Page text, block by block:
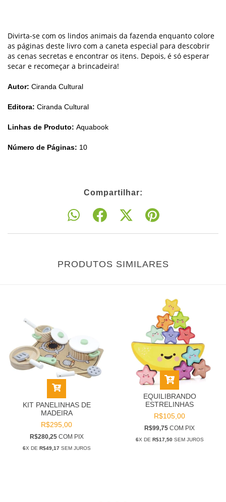
Divirta-se com os lindos animais da fazenda enquanto colore
as páginas deste livro com a caneta especial para descobrir
as cenas secretas e encontrar os itens. Depois, é só esperar
secar e recomeçar a brincadeira!
Autor: Ciranda Cultural
Editora: Ciranda Cultural
Linhas de Produto: Aquabook
Número de Páginas: 10
Compartilhar:
PRODUTOS SIMILARES
KIT PANELINHAS DE
MADEIRA
R$295,00
R$280,25 COM PIX
6X DE R$49,17SEM JUROS
EQUILIBRANDO
ESTRELINHAS
R$105,00
R$99,75 COM PIX
6X DE R$17,50SEM JUROS